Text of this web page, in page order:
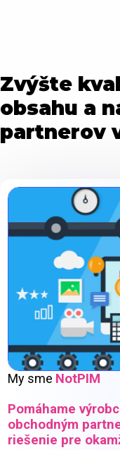
Zvýšte
obsahu a
partnerov
My sme NotPIM
Pomáhame
obchodným
riešenie pre